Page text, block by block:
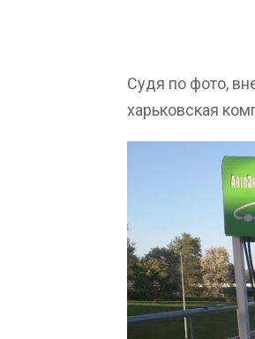
Судя по фото,
харьковская